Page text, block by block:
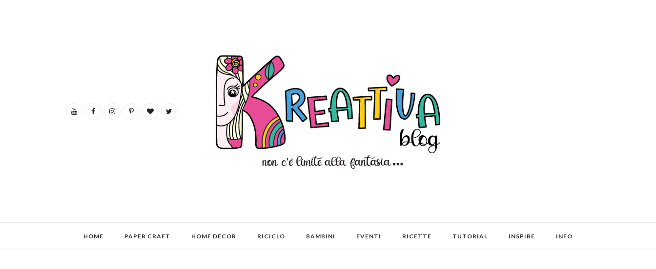
HOME PAPER CRAFT HOME DECOR RICICLO BAMBINI EVENTI RICETTE TUTORIAL INSPIRE INFO